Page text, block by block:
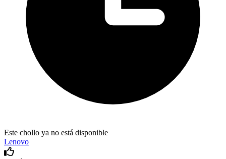
Este chollo ya no está disponible
Lenovo